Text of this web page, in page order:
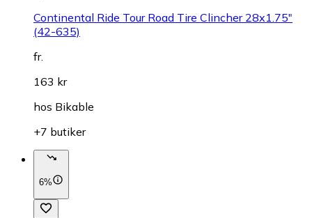
Continental Ride Tour Road Tire Clincher 28x1.75"
(42-635)
fr.
163 kr
hos Bikable
+7 butiker
6%